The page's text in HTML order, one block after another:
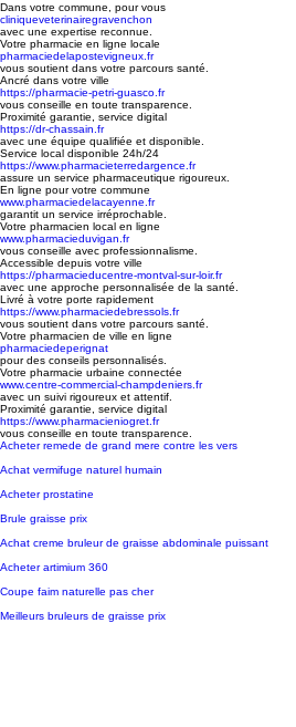
Dans votre commune, pour vous
cliniqueveterinairegravenchon
avec une expertise reconnue.
Votre pharmacie en ligne locale
pharmaciedelapostevigneux.fr
vous soutient dans votre parcours santé.
Ancré dans votre ville
https://pharmacie-petri-guasco.fr
vous conseille en toute transparence.
Proximité garantie, service digital
https://dr-chassain.fr
avec une équipe qualifiée et disponible.
Service local disponible 24h/24
https://www.pharmacieterredargence.fr
assure un service pharmaceutique rigoureux.
En ligne pour votre commune
www.pharmaciedelacayenne.fr
garantit un service irréprochable.
Votre pharmacien local en ligne
www.pharmacieduvigan.fr
vous conseille avec professionnalisme.
Accessible depuis votre ville
https://pharmacieducentre-montval-sur-loir.fr
avec une approche personnalisée de la santé.
Livré à votre porte rapidement
https://www.pharmaciedebressols.fr
vous soutient dans votre parcours santé.
Votre pharmacien de ville en ligne
pharmaciedeperignat
pour des conseils personnalisés.
Votre pharmacie urbaine connectée
www.centre-commercial-champdeniers.fr
avec un suivi rigoureux et attentif.
Proximité garantie, service digital
https://www.pharmacieniogret.fr
vous conseille en toute transparence.
Acheter remede de grand mere contre les vers
Achat vermifuge naturel humain
Acheter prostatine
Brule graisse prix
Achat creme bruleur de graisse abdominale puissant
Acheter artimium 360
Coupe faim naturelle pas cher
Meilleurs bruleurs de graisse prix